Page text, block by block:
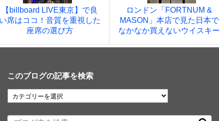
【billboard LIVE東京】で良
席はココ！音質を重視した
座席の選び方
ロンドン「FORTNUM &
MASON」本店で見た日本で
なかなか買えないウイスキ
このブログの記事を検索